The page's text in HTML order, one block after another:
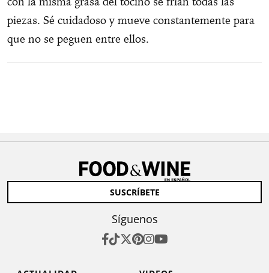
piezas. Sé cuidadoso y mueve constantemente para
que no se peguen entre ellos.
SUSCRÍBETE
Síguenos